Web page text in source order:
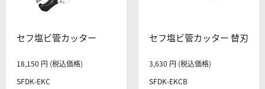
セフ塩ビ管カッター
SFDK-EKC
18,150 円 (税込価格)
セフ塩ビ管カッター 替刃
SFDK-EKCB
3,630 円 (税込価格)